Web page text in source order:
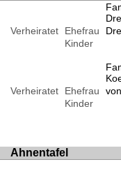
Verheiratet
Ehefrau
Kinder
Verheiratet
Ehefrau
Kinder
Ahnentafel